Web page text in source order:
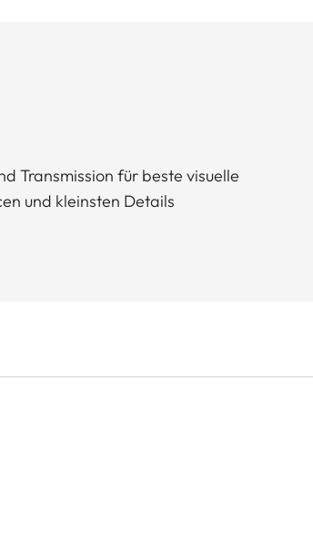
Transmission für beste visuelle
und kleinsten Details